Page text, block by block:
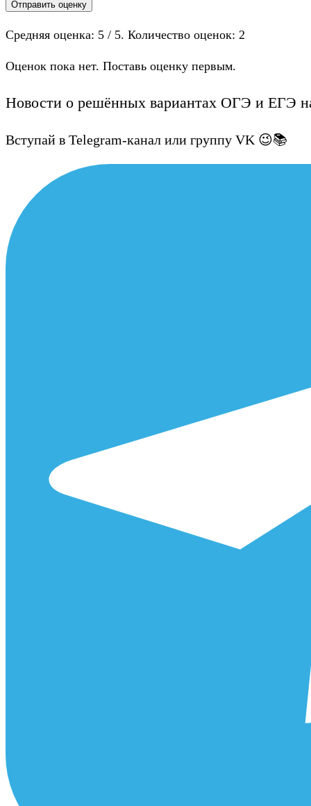
Отправить оценку
Средняя оценка: 5 / 5. Количество оценок: 2
Оценок пока нет. Поставь оценку первым.
Новости о решённых вариантах ОГЭ и ЕГЭ
Вступай в Telegram-канал или группу VK 😉📚